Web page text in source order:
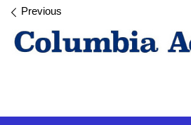
Images navigation
Previous